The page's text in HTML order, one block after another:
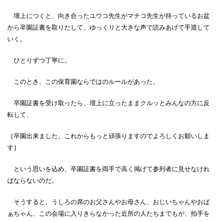
壇上につくと、向き合ったユウコ先生がマチコ先生が持っているお盆
から卒園証書を取りだして、ゆっくりと大きな声で読みあげて手渡して
いく。
ひとりずつ丁寧に。
このとき、この保育園ならではのルールがあった。
卒園証書を受け取ったら、壇上に立ったままクルッとみんなの方に反
転して、
｛卒園出来ました。これからもっと頑張りますのでよろしくお願いしま
す｝
という思いを込め、卒園証書を両手で高く掲げて参列者に見せなけれ
ばならないのだ。
そうすると、うしろの席のお父さんやお母さん、おじいちゃんやおば
ぁちゃん、この会場に入りきらなかった近所の人たちまでもが、拍手を